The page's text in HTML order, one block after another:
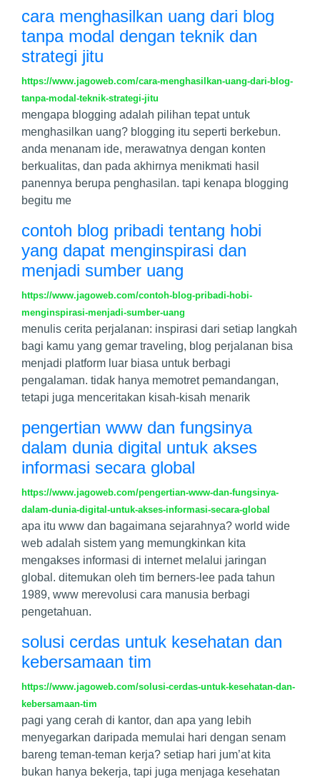
cara menghasilkan uang dari blog
tanpa modal dengan teknik dan
strategi jitu
https://www.jagoweb.com/cara-menghasilkan-uang-dari-blog-
tanpa-modal-teknik-strategi-jitu
mengapa blogging adalah pilihan tepat untuk
menghasilkan uang? blogging itu seperti berkebun.
anda menanam ide, merawatnya dengan konten
berkualitas, dan pada akhirnya menikmati hasil
panennya berupa penghasilan. tapi kenapa blogging
begitu me
contoh blog pribadi tentang hobi
yang dapat menginspirasi dan
menjadi sumber uang
https://www.jagoweb.com/contoh-blog-pribadi-hobi-
menginspirasi-menjadi-sumber-uang
menulis cerita perjalanan: inspirasi dari setiap langkah
bagi kamu yang gemar traveling, blog perjalanan bisa
menjadi platform luar biasa untuk berbagi
pengalaman. tidak hanya memotret pemandangan,
tetapi juga menceritakan kisah-kisah menarik
pengertian www dan fungsinya
dalam dunia digital untuk akses
informasi secara global
https://www.jagoweb.com/pengertian-www-dan-fungsinya-
dalam-dunia-digital-untuk-akses-informasi-secara-global
apa itu www dan bagaimana sejarahnya? world wide
web adalah sistem yang memungkinkan kita
mengakses informasi di internet melalui jaringan
global. ditemukan oleh tim berners-lee pada tahun
1989, www merevolusi cara manusia berbagi
pengetahuan.
solusi cerdas untuk kesehatan dan
kebersamaan tim
https://www.jagoweb.com/solusi-cerdas-untuk-kesehatan-dan-
kebersamaan-tim
pagi yang cerah di kantor, dan apa yang lebih
menyegarkan daripada memulai hari dengan senam
bareng teman-teman kerja? setiap hari jum’at kita
bukan hanya bekerja, tapi juga menjaga kesehatan